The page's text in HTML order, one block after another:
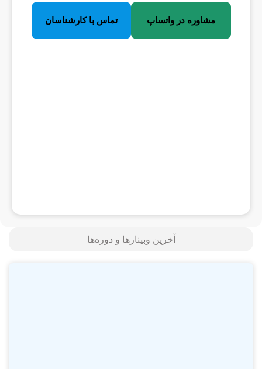
مشاوره در واتساپ تماس با کارشناسان
آخرین وبینارها و دوره‌ها